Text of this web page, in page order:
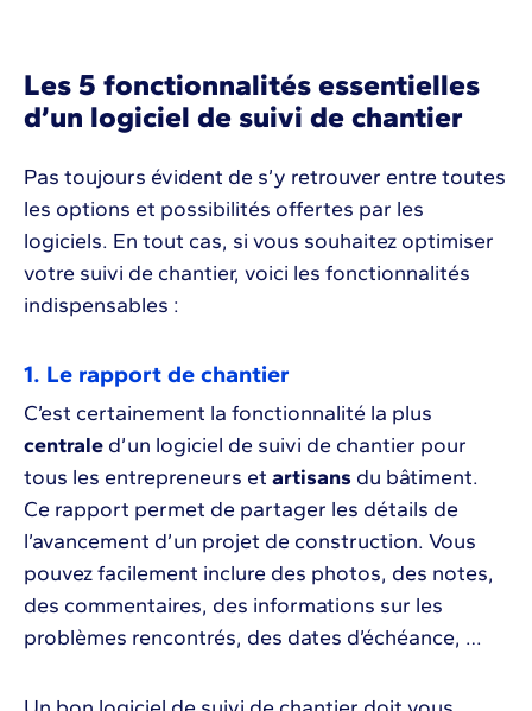
Les 5 fonctionnalités essentielles
d’un logiciel de suivi de chantier
Pas toujours évident de s’y retrouver entre toutes
les options et possibilités offertes par les
logiciels. En tout cas, si vous souhaitez optimiser
votre suivi de chantier, voici les fonctionnalités
indispensables :
1. Le rapport de chantier
C’est certainement la fonctionnalité la plus
centrale d’un logiciel de suivi de chantier pour
tous les entrepreneurs et artisans du bâtiment.
Ce rapport permet de partager les détails de
l’avancement d’un projet de construction. Vous
pouvez facilement inclure des photos, des notes,
des commentaires, des informations sur les
problèmes rencontrés, des dates d’échéance, …